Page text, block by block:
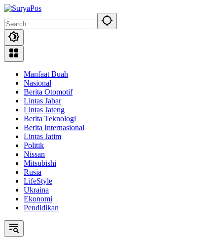
Skip
content
Manfaat Buah
Nasional
Berita Otomotif
Lintas Jabar
Lintas Jateng
Berita Teknologi
Berita Internasional
Lintas Jatim
Politik
Nissan
Mitsubishi
Rusia
LifeStyle
Ukraina
Ekonomi
Pendidikan